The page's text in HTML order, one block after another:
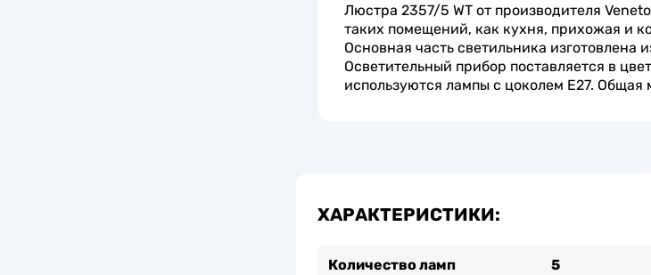
Люстра 2357/5 WT от производителя
таких помещений, как кухня, прихожая и
Основная часть светильника изготовлена
Осветительный прибор поставляется в
используются лампы с цоколем E27. Общая
ХАРАКТЕРИСТИКИ:
Количество ламп 5